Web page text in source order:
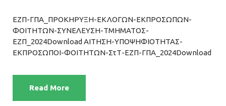
ΕΖΠ-ΓΠΑ_ΠΡΟΚΗΡΥΞΗ-ΕΚΛΟΓΩΝ-ΕΚΠΡΟΣΩΠΩΝ-
ΦΟΙΤΗΤΩΝ-ΣΥΝΕΛΕΥΣΗ-ΤΜΗΜΑΤΟΣ-
ΕΖΠ_2024Download ΑΙΤΗΣΗ-ΥΠΟΨΗΦΙΟΤΗΤΑΣ-
ΕΚΠΡΟΣΩΠΟΙ-ΦΟΙΤΗΤΩΝ-ΣτΤ-ΕΖΠ-ΓΠΑ_2024Download
Read More